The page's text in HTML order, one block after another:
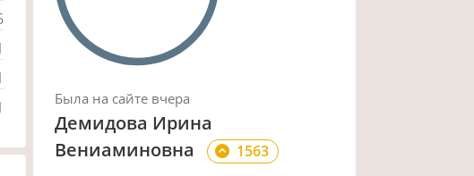
Была на сайте вчера
Демидова Ирина
Вениаминовна
1563